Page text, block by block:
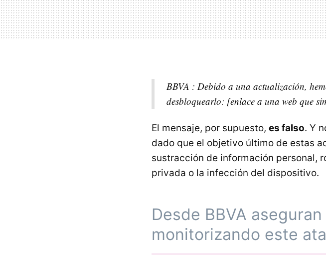
BBVA : Debido a una actualización,
desbloquearlo: [enlace a una web que
El mensaje, por supuesto, es falso. Y
dado que el objetivo último de estas
sustracción de información personal,
privada o la infección del dispositivo.
Desde BBVA
monitorizando este